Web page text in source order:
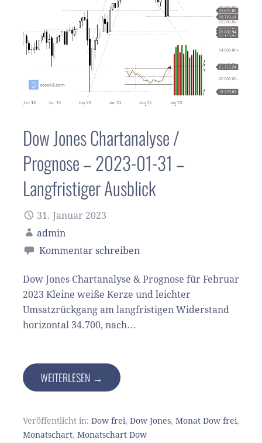
Dow Jones Chartanalyse /
Prognose – 2023-01-31 –
Langfristiger Ausblick
31. Januar 2023
admin
Kommentar schreiben
Dow Jones Chartanalyse & Prognose für Februar
2023 Kleine weiße Kerze und leichter
Umsatzrückgang am langfristigen Widerstand
horizontal 34.700, nach…
WEITERLESEN →
Veröffentlicht in: Dow frei, Dow Jones, Monat Dow frei,
Monatschart, Monatschart Dow